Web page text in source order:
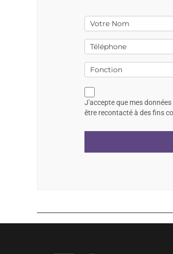
J'accepte que mes
être recontacté à des fins